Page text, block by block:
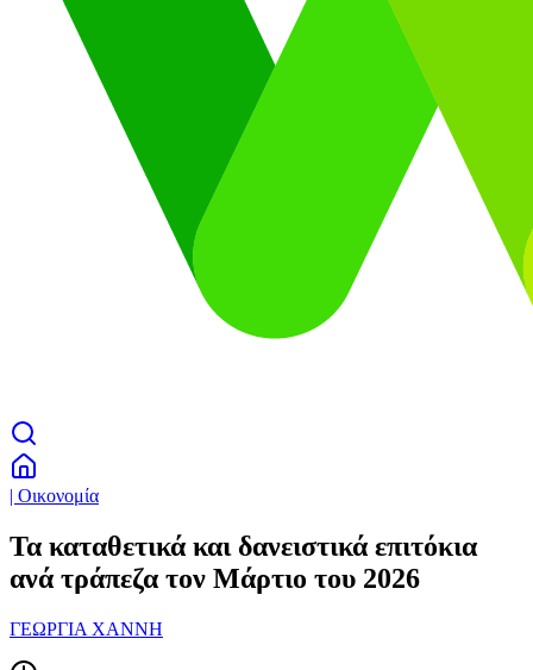
| Οικονομία
Τα καταθετικά και δανειστικά επιτόκια
ανά τράπεζα τον Μάρτιο του 2026
ΓΕΩΡΓΙΑ ΧΑΝΝΗ